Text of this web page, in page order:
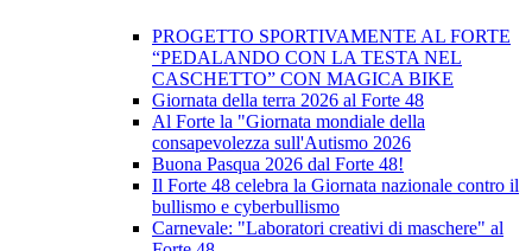
PROGETTO SPORTIVAMENTE AL FORTE
“PEDALANDO CON LA TESTA NEL
CASCHETTO” CON MAGICA BIKE
Giornata della terra 2026 al Forte 48
Al Forte la "Giornata mondiale della
consapevolezza sull'Autismo 2026
Buona Pasqua 2026 dal Forte 48!
Il Forte 48 celebra la Giornata nazionale contro il
bullismo e cyberbullismo
Carnevale: "Laboratori creativi di maschere" al